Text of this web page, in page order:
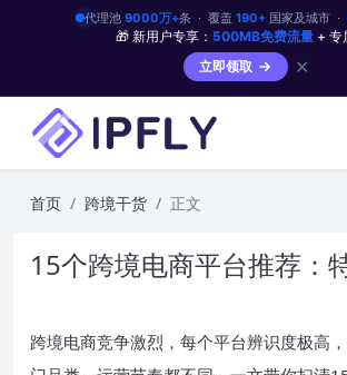
代理池 9000万+条 · 覆盖 190+国家及城市 ·
🎁 新用户专享： 500MB免费流量 + 专
立即领取
✕
首页 跨境干货 正文
15个跨境电商平台推荐：
跨境电商竞争激烈，每个平台辨识度极高